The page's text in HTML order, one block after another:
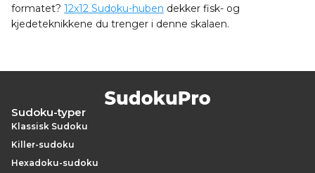
formatet? 12x12 Sudoku-huben dekker fisk- og
kjedeteknikkene du trenger i denne skalaen.
Sudoku-typer
Klassisk Sudoku
Killer-sudoku
Hexadoku-sudoku